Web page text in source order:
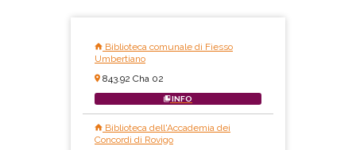
Biblioteca comunale di Fiesso
Umbertiano
843.92 Cha 02
INFO
Biblioteca dell'Accademia dei
Concordi di Rovigo